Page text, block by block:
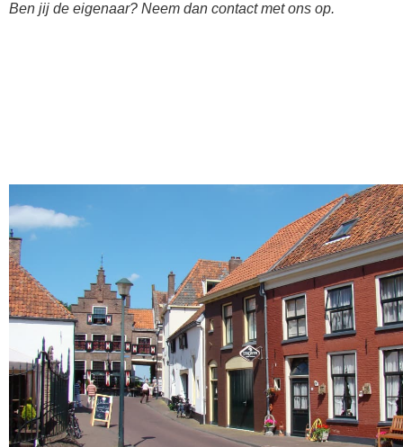
Ben jij de eigenaar? Neem dan contact met ons op.